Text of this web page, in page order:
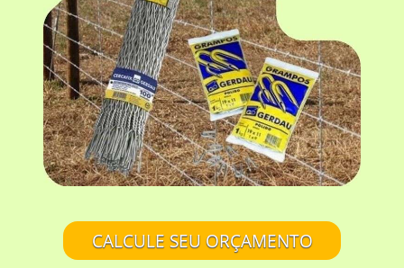
CALCULE SEU ORÇAMENTO